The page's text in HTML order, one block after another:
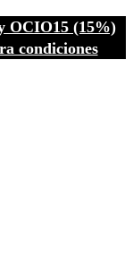
OCIO15 (15%)
condiciones